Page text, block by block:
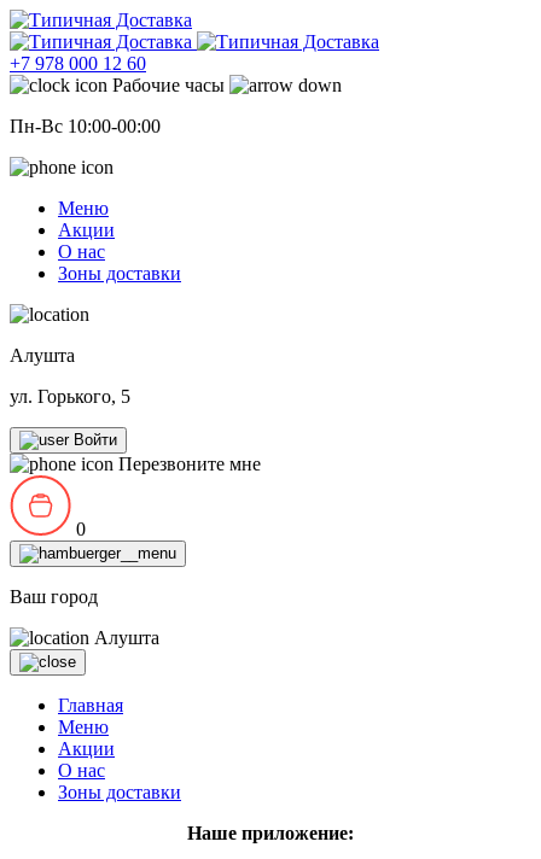
+7 978 000 12 60
Рабочие часы
Пн-Вс 10:00-00:00
Меню
Акции
О нас
Зоны доставки
Алушта
ул. Горького, 5
Войти
Перезвоните мне
0
Ваш город
Алушта
Главная
Меню
Акции
О нас
Зоны доставки
Наше приложение: